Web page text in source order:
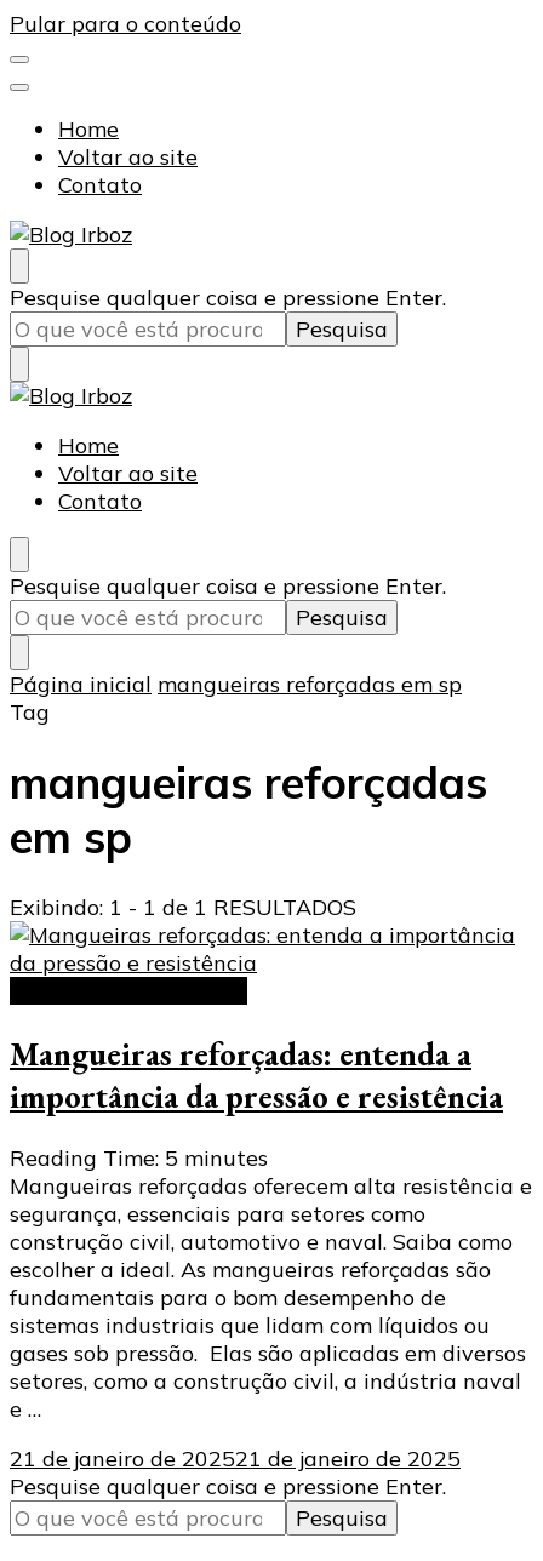
Pular para o conteúdo
Home
Voltar ao site
Contato
Blog Irboz
Blog de Lubrificação Industrial
Procurando
algo?
Pesquise qualquer coisa e pressione Enter.
Blog Irboz
Blog de Lubrificação Industrial
Home
Voltar ao site
Contato
Procurando
algo?
Pesquise qualquer coisa e pressione Enter.
Página inicial mangueiras reforçadas em sp
Tag
mangueiras reforçadas
em sp
Exibindo: 1 - 1 de 1 RESULTADOS
Mangueiras reforçadas: entenda a
importância da pressão e resistência
Reading Time: 5 minutes
Mangueiras reforçadas oferecem alta resistência e
segurança, essenciais para setores como
construção civil, automotivo e naval. Saiba como
escolher a ideal. As mangueiras reforçadas são
fundamentais para o bom desempenho de
sistemas industriais que lidam com líquidos ou
gases sob pressão. Elas são aplicadas em diversos
setores, como a construção civil, a indústria naval
e …
21 de janeiro de 202521 de janeiro de 2025
Procurando
algo?
Pesquise qualquer coisa e pressione Enter.